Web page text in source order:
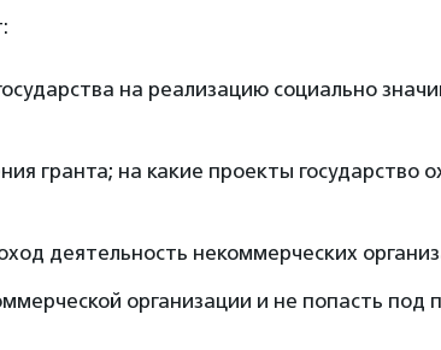
на реализацию социально
гранта; на какие проекты государство
деятельность некоммерческих
организации и не попасть под